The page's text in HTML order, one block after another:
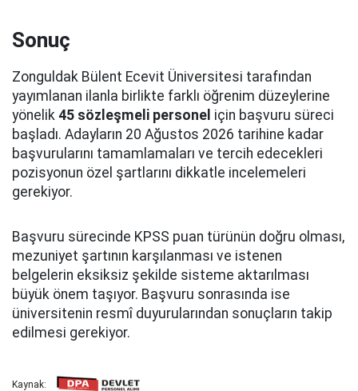
Sonuç
Zonguldak Bülent Ecevit Üniversitesi tarafından
yayımlanan ilanla birlikte farklı öğrenim düzeylerine
yönelik 45 sözleşmeli personel için başvuru süreci
başladı. Adayların 20 Ağustos 2026 tarihine kadar
başvurularını tamamlamaları ve tercih edecekleri
pozisyonun özel şartlarını dikkatle incelemeleri
gerekiyor.
Başvuru sürecinde KPSS puan türünün doğru olması,
mezuniyet şartının karşılanması ve istenen
belgelerin eksiksiz şekilde sisteme aktarılması
büyük önem taşıyor. Başvuru sonrasında ise
üniversitenin resmî duyurularından sonuçların takip
edilmesi gerekiyor.
Kaynak: